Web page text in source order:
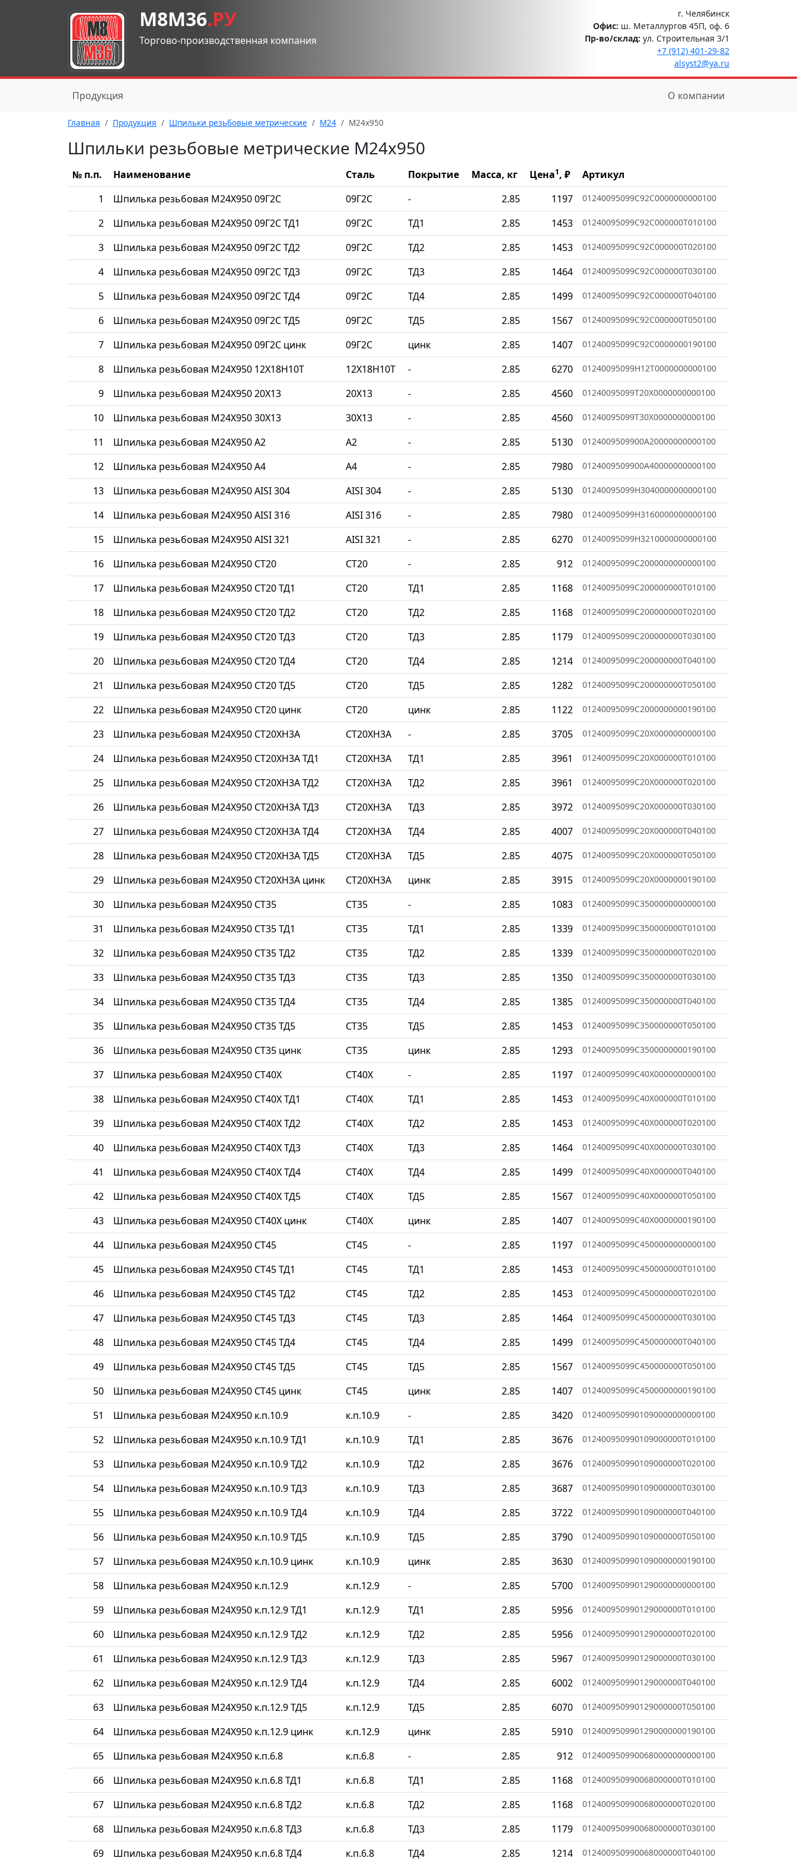
М8М36.РУ
Торгово-производственная компания
г. Челябинск
Офис: ш. Металлургов 45П, оф. 6
Пр-во/склад: ул. Строительная 3/1
+7 (912) 401-29-82
alsyst2@ya.ru
Продукция О компании
Главная Продукция Шпильки резьбовые метрические М24 М24x950
Шпильки резьбовые метрические М24x950
№ п.п. Наименование Сталь Покрытие Масса, кг Цена1, ₽
Артикул
1
Шпилька резьбовая М24Х950 09Г2С 09Г2С - 2.85 1197 01240095099C92C0000000000100
2 Шпилька резьбовая М24Х950 09Г2С ТД1 09Г2С ТД1 2.85 1453 01240095099C92C000000T010100
3 Шпилька резьбовая М24Х950 09Г2С ТД2 09Г2С ТД2 2.85 1453 01240095099C92C000000T020100
4 Шпилька резьбовая М24Х950 09Г2С ТД3 09Г2С ТД3 2.85 1464 01240095099C92C000000T030100
5 Шпилька резьбовая М24Х950 09Г2С ТД4 09Г2С ТД4 2.85 1499 01240095099C92C000000T040100
6 Шпилька резьбовая М24Х950 09Г2С ТД5 09Г2С ТД5 2.85 1567 01240095099C92C000000T050100
7 Шпилька резьбовая М24Х950 09Г2С цинк 09Г2С цинк 2.85 1407 01240095099C92C0000000190100
8 Шпилька резьбовая М24Х950 12Х18Н10Т 12Х18Н10Т - 2.85 6270 01240095099H12T0000000000100
9 Шпилька резьбовая М24Х950 20Х13 20Х13 - 2.85 4560 01240095099T20X0000000000100
10 Шпилька резьбовая М24Х950 30Х13 30Х13 - 2.85 4560 01240095099T30X0000000000100
11 Шпилька резьбовая М24Х950 A2 A2 - 2.85 5130 0124009509900A20000000000100
12 Шпилька резьбовая М24Х950 A4 A4 - 2.85 7980 0124009509900A40000000000100
13 Шпилька резьбовая М24Х950 AISI 304 AISI 304 - 2.85 5130 01240095099H3040000000000100
14 Шпилька резьбовая М24Х950 AISI 316 AISI 316 - 2.85 7980 01240095099H3160000000000100
15 Шпилька резьбовая М24Х950 AISI 321 AISI 321 - 2.85 6270 01240095099H3210000000000100
16 Шпилька резьбовая М24Х950 СТ20 СТ20 - 2.85 912 01240095099C2000000000000100
17 Шпилька резьбовая М24Х950 СТ20 ТД1 СТ20 ТД1 2.85 1168 01240095099C200000000T010100
18 Шпилька резьбовая М24Х950 СТ20 ТД2 СТ20 ТД2 2.85 1168 01240095099C200000000T020100
19 Шпилька резьбовая М24Х950 СТ20 ТД3 СТ20 ТД3 2.85 1179 01240095099C200000000T030100
20 Шпилька резьбовая М24Х950 СТ20 ТД4 СТ20 ТД4 2.85 1214 01240095099C200000000T040100
21 Шпилька резьбовая М24Х950 СТ20 ТД5 СТ20 ТД5 2.85 1282 01240095099C200000000T050100
22 Шпилька резьбовая М24Х950 СТ20 цинк СТ20 цинк 2.85 1122 01240095099C2000000000190100
23 Шпилька резьбовая М24Х950 СТ20ХН3А СТ20ХН3А - 2.85 3705 01240095099C20X0000000000100
24 Шпилька резьбовая М24Х950 СТ20ХН3А ТД1 СТ20ХН3А ТД1 2.85 3961 01240095099C20X000000T010100
25 Шпилька резьбовая М24Х950 СТ20ХН3А ТД2 СТ20ХН3А ТД2 2.85 3961 01240095099C20X000000T020100
26 Шпилька резьбовая М24Х950 СТ20ХН3А ТД3 СТ20ХН3А ТД3 2.85 3972 01240095099C20X000000T030100
27 Шпилька резьбовая М24Х950 СТ20ХН3А ТД4 СТ20ХН3А ТД4 2.85 4007 01240095099C20X000000T040100
28 Шпилька резьбовая М24Х950 СТ20ХН3А ТД5 СТ20ХН3А ТД5 2.85 4075 01240095099C20X000000T050100
29 Шпилька резьбовая М24Х950 СТ20ХН3А цинк СТ20ХН3А цинк 2.85 3915 01240095099C20X0000000190100
30 Шпилька резьбовая М24Х950 СТ35 СТ35 - 2.85 1083 01240095099C3500000000000100
31 Шпилька резьбовая М24Х950 СТ35 ТД1 СТ35 ТД1 2.85 1339 01240095099C350000000T010100
32 Шпилька резьбовая М24Х950 СТ35 ТД2 СТ35 ТД2 2.85 1339 01240095099C350000000T020100
33 Шпилька резьбовая М24Х950 СТ35 ТД3 СТ35 ТД3 2.85 1350 01240095099C350000000T030100
34 Шпилька резьбовая М24Х950 СТ35 ТД4 СТ35 ТД4 2.85 1385 01240095099C350000000T040100
35 Шпилька резьбовая М24Х950 СТ35 ТД5 СТ35 ТД5 2.85 1453 01240095099C350000000T050100
36 Шпилька резьбовая М24Х950 СТ35 цинк СТ35 цинк 2.85 1293 01240095099C3500000000190100
37 Шпилька резьбовая М24Х950 СТ40Х СТ40Х - 2.85 1197 01240095099C40X0000000000100
38 Шпилька резьбовая М24Х950 СТ40Х ТД1 СТ40Х ТД1 2.85 1453 01240095099C40X000000T010100
39 Шпилька резьбовая М24Х950 СТ40Х ТД2 СТ40Х ТД2 2.85 1453 01240095099C40X000000T020100
40 Шпилька резьбовая М24Х950 СТ40Х ТД3 СТ40Х ТД3 2.85 1464 01240095099C40X000000T030100
41 Шпилька резьбовая М24Х950 СТ40Х ТД4 СТ40Х ТД4 2.85 1499 01240095099C40X000000T040100
42 Шпилька резьбовая М24Х950 СТ40Х ТД5 СТ40Х ТД5 2.85 1567 01240095099C40X000000T050100
43 Шпилька резьбовая М24Х950 СТ40Х цинк СТ40Х цинк 2.85 1407 01240095099C40X0000000190100
44 Шпилька резьбовая М24Х950 СТ45 СТ45 - 2.85 1197 01240095099C4500000000000100
45 Шпилька резьбовая М24Х950 СТ45 ТД1 СТ45 ТД1 2.85 1453 01240095099C450000000T010100
46 Шпилька резьбовая М24Х950 СТ45 ТД2 СТ45 ТД2 2.85 1453 01240095099C450000000T020100
47 Шпилька резьбовая М24Х950 СТ45 ТД3 СТ45 ТД3 2.85 1464 01240095099C450000000T030100
48 Шпилька резьбовая М24Х950 СТ45 ТД4 СТ45 ТД4 2.85 1499 01240095099C450000000T040100
49 Шпилька резьбовая М24Х950 СТ45 ТД5 СТ45 ТД5 2.85 1567 01240095099C450000000T050100
50 Шпилька резьбовая М24Х950 СТ45 цинк СТ45 цинк 2.85 1407 01240095099C4500000000190100
51 Шпилька резьбовая М24Х950 к.п.10.9 к.п.10.9 - 2.85 3420 0124009509901090000000000100
52 Шпилька резьбовая М24Х950 к.п.10.9 ТД1 к.п.10.9 ТД1 2.85 3676 012400950990109000000T010100
53 Шпилька резьбовая М24Х950 к.п.10.9 ТД2 к.п.10.9 ТД2 2.85 3676 012400950990109000000T020100
54 Шпилька резьбовая М24Х950 к.п.10.9 ТД3 к.п.10.9 ТД3 2.85 3687 012400950990109000000T030100
55 Шпилька резьбовая М24Х950 к.п.10.9 ТД4 к.п.10.9 ТД4 2.85 3722 012400950990109000000T040100
56 Шпилька резьбовая М24Х950 к.п.10.9 ТД5 к.п.10.9 ТД5 2.85 3790 012400950990109000000T050100
57 Шпилька резьбовая М24Х950 к.п.10.9 цинк к.п.10.9 цинк 2.85 3630 0124009509901090000000190100
58 Шпилька резьбовая М24Х950 к.п.12.9 к.п.12.9 - 2.85 5700 0124009509901290000000000100
59 Шпилька резьбовая М24Х950 к.п.12.9 ТД1 к.п.12.9 ТД1 2.85 5956 012400950990129000000T010100
60 Шпилька резьбовая М24Х950 к.п.12.9 ТД2 к.п.12.9 ТД2 2.85 5956 012400950990129000000T020100
61 Шпилька резьбовая М24Х950 к.п.12.9 ТД3 к.п.12.9 ТД3 2.85 5967 012400950990129000000T030100
62 Шпилька резьбовая М24Х950 к.п.12.9 ТД4 к.п.12.9 ТД4 2.85 6002 012400950990129000000T040100
63 Шпилька резьбовая М24Х950 к.п.12.9 ТД5 к.п.12.9 ТД5 2.85 6070 012400950990129000000T050100
64 Шпилька резьбовая М24Х950 к.п.12.9 цинк к.п.12.9 цинк 2.85 5910 0124009509901290000000190100
65 Шпилька резьбовая М24Х950 к.п.6.8 к.п.6.8 - 2.85 912 0124009509900680000000000100
66 Шпилька резьбовая М24Х950 к.п.6.8 ТД1 к.п.6.8 ТД1 2.85 1168 012400950990068000000T010100
67 Шпилька резьбовая М24Х950 к.п.6.8 ТД2 к.п.6.8 ТД2 2.85 1168 012400950990068000000T020100
68 Шпилька резьбовая М24Х950 к.п.6.8 ТД3 к.п.6.8 ТД3 2.85 1179 012400950990068000000T030100
69 Шпилька резьбовая М24Х950 к.п.6.8 ТД4 к.п.6.8 ТД4 2.85 1214 012400950990068000000T040100